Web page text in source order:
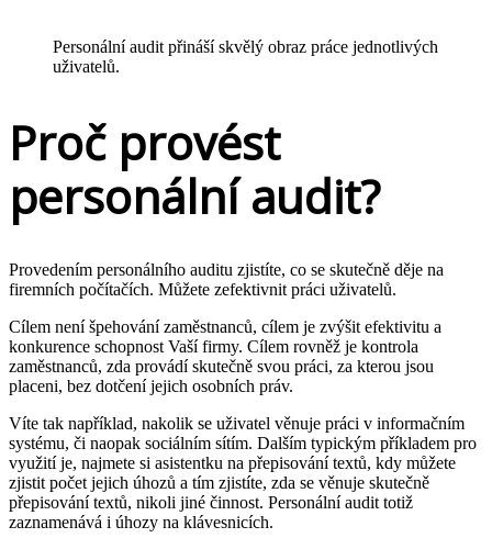
Personální audit přináší skvělý obraz práce jednotlivých
uživatelů.
Proč provést
personální audit?
Provedením personálního auditu zjistíte, co se skutečně děje na
firemních počítačích. Můžete zefektivnit práci uživatelů.
Cílem není špehování zaměstnanců, cílem je zvýšit efektivitu a
konkurence schopnost Vaší firmy. Cílem rovněž je kontrola
zaměstnanců, zda provádí skutečně svou práci, za kterou jsou
placeni, bez dotčení jejich osobních práv.
Víte tak například, nakolik se uživatel věnuje práci v informačním
systému, či naopak sociálním sítím. Dalším typickým příkladem pro
využití je, najmete si asistentku na přepisování textů, kdy můžete
zjistit počet jejich úhozů a tím zjistíte, zda se věnuje skutečně
přepisování textů, nikoli jiné činnost. Personální audit totiž
zaznamenává i úhozy na klávesnicích.